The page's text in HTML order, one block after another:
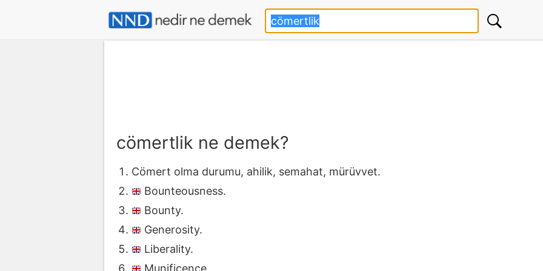
cömertlik ne demek?
Cömert olma durumu, ahilik, semahat, mürüvvet.
Bounteousness.
Bounty.
Generosity.
Liberality.
Munificence.